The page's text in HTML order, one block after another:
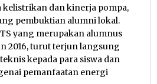
kelistrikan dan kinerja pompa,
pembuktian alumni lokal.
yang merupakan alumnus
2016, turut terjun langsung
kepada para siswa dan
pemanfaatan energi